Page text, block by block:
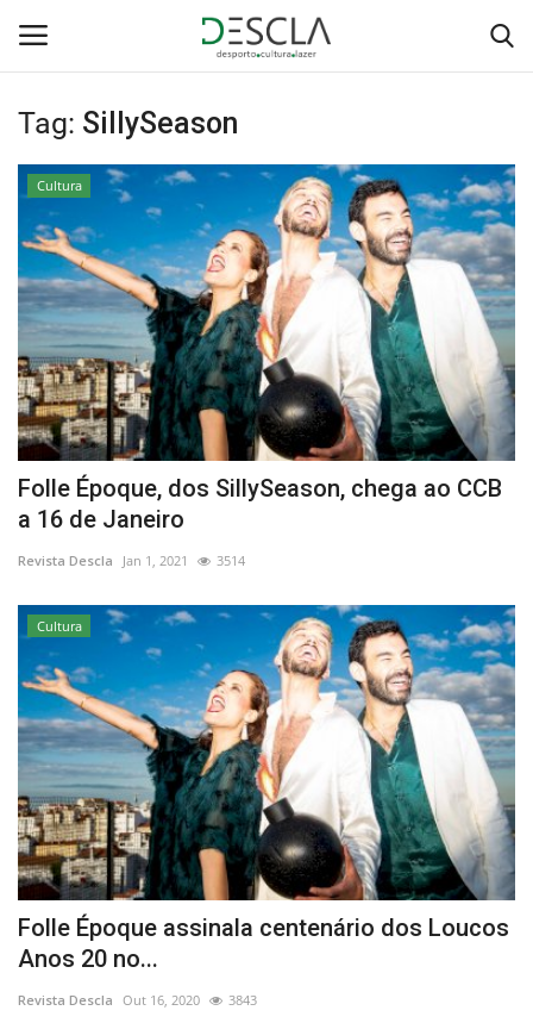
Login
Home
...by Descla
Desporto
Contactos
Sobre Nós
Educação
Estatuto Editorial
Saúde
Ficha técnica
Cultura
Lazer
Ambiente
Tag: SillySeason
Cultura
Folle Époque, dos SillySeason, chega ao CCB
a 16 de Janeiro
Revista Descla Jan 1, 2021 3514
Cultura
Folle Époque assinala centenário dos Loucos
Anos 20 no...
Revista Descla Out 16, 2020 3843